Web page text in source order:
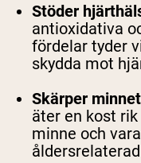
Stöder
antioxidativa
fördelar tyder
skydda mot
Skärper
äter en kost
minne och